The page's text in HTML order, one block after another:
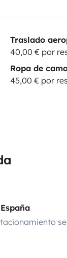
Traslado
40,00 € por
Ropa de
45,00 € por